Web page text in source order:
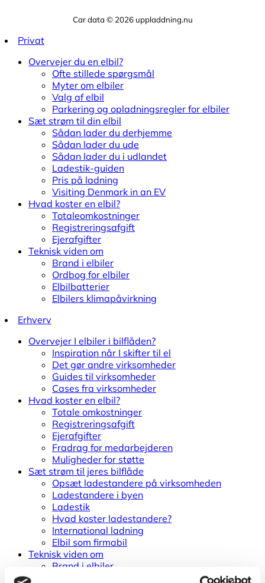
Car data © 2026 uppladdning.nu
Privat
Overvejer du en elbil?
Ofte stillede spørgsmål
Myter om elbiler
Valg af elbil
Parkering og opladningsregler for elbiler
Sæt strøm til din elbil
Sådan lader du derhjemme
Sådan lader du ude
Sådan lader du i udlandet
Ladestik-guiden
Pris på ladning
Visiting Denmark in an EV
Hvad koster en elbil?
Totaleomkostninger
Registreringsafgift
Ejerafgifter
Teknisk viden om
Brand i elbiler
Ordbog for elbiler
Elbilbatterier
Elbilers klimapåvirkning
Erhverv
Overvejer I elbiler i bilflåden?
Inspiration når I skifter til el
Det gør andre virksomheder
Guides til virksomheder
Cases fra virksomheder
Hvad koster en elbil?
Totale omkostninger
Registreringsafgift
Ejerafgifter
Fradrag for medarbejderen
Muligheder for støtte
Sæt strøm til jeres bilflåde
Opsæt ladestandere på virksomheden
Ladestandere i byen
Ladestik
Hvad koster ladestandere?
International ladning
Elbil som firmabil
Teknisk viden om
Brand i elbiler